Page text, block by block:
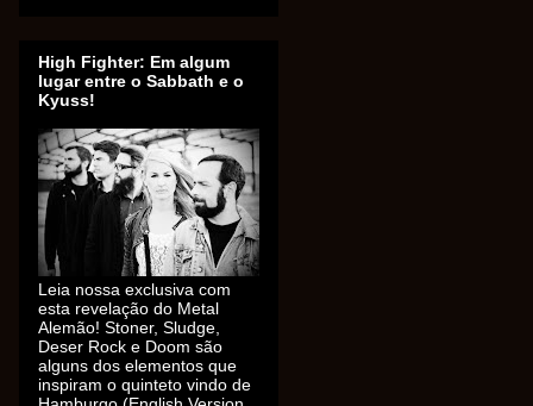
High Fighter: Em algum
lugar entre o Sabbath e o
Kyuss!
Leia nossa exclusiva com
esta revelação do Metal
Alemão! Stoner, Sludge,
Deser Rock e Doom são
alguns dos elementos que
inspiram o quinteto vindo de